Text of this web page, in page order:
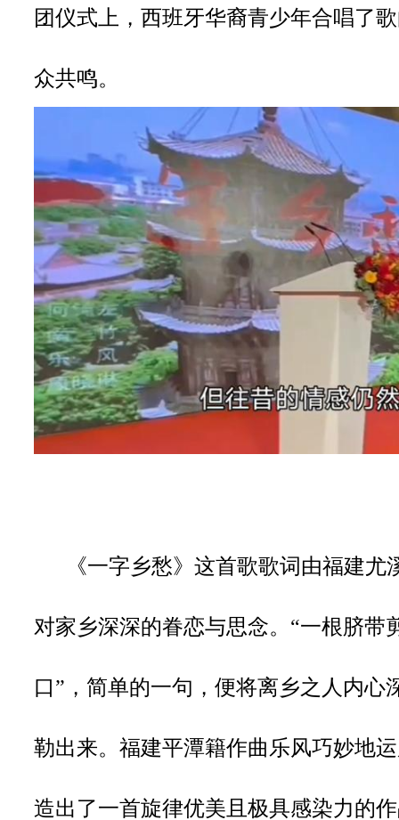
团仪式上，西班牙华裔青少年合唱了
众共鸣。
《一字乡愁》这首歌歌词由福建
对家乡深深的眷恋与思念。 “一根脐带
口”，简单的一句，便将离乡之人内心
勒出来。福建平潭籍作曲乐风巧妙地
造出了一首旋律优美且极具感染力的